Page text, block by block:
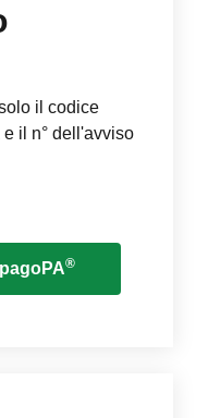
il codice
il n° dell'avviso
®